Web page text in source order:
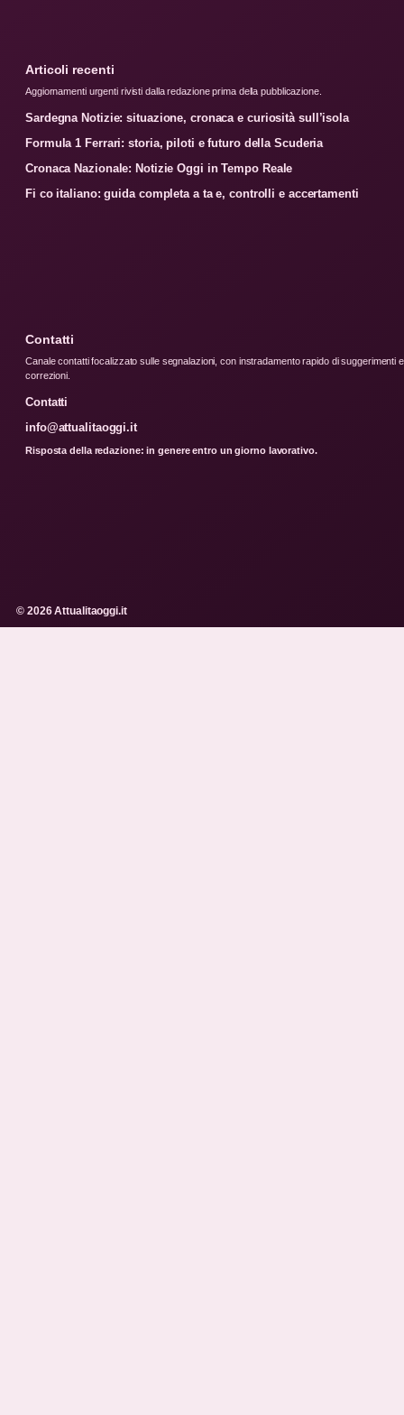
Articoli recenti
Aggiornamenti urgenti rivisti dalla redazione prima della pubblicazione.
Sardegna Notizie: situazione, cronaca e curiosità sull’isola
Formula 1 Ferrari: storia, piloti e futuro della Scuderia
Cronaca Nazionale: Notizie Oggi in Tempo Reale
Fi co italiano: guida completa a ta e, controlli e accertamenti
Contatti
Canale contatti focalizzato sulle segnalazioni, con instradamento rapido di suggerimenti e
correzioni.
Contatti
info@attualitaoggi.it
Risposta della redazione: in genere entro un giorno lavorativo.
© 2026 Attualitaoggi.it